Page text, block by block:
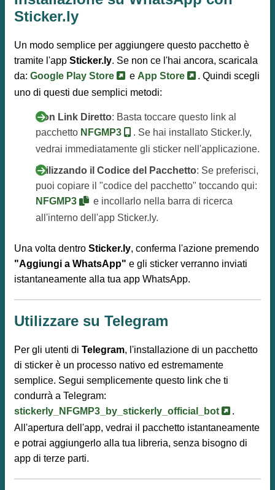
Sticker.ly
Un modo semplice per aggiungere questo pacchetto è
tramite l'app Sticker.ly. Se non ce l'hai ancora, scaricala
da: Google Play Store e App Store
. Quindi scegli
uno di questi due semplici metodi:
Con Link Diretto: Basta toccare questo link al
pacchetto NFGMP3
. Se hai installato Sticker.ly,
vedrai immediatamente gli sticker nell'applicazione.
Utilizzando il Codice del Pacchetto: Se preferisci,
puoi copiare il "codice del pacchetto" toccando qui:
NFGMP3
e incollarlo nella barra di ricerca
all'interno dell'app Sticker.ly.
Una volta dentro Sticker.ly, conferma l'azione premendo
"Aggiungi a WhatsApp" e gli sticker verranno inviati
istantaneamente alla tua app WhatsApp.
Utilizzare su Telegram
Per gli utenti di Telegram, l'installazione di un pacchetto
di sticker è un processo nativo ed estremamente
semplice. Segui semplicemente questo link che ti
condurrà a Telegram:
stickerly_NFGMP3_by_stickerly_official_bot
.
All'apertura dell'app, vedrai il pacchetto istantaneamente
e potrai aggiungerlo alla tua libreria, senza bisogno di
app di terze parti.